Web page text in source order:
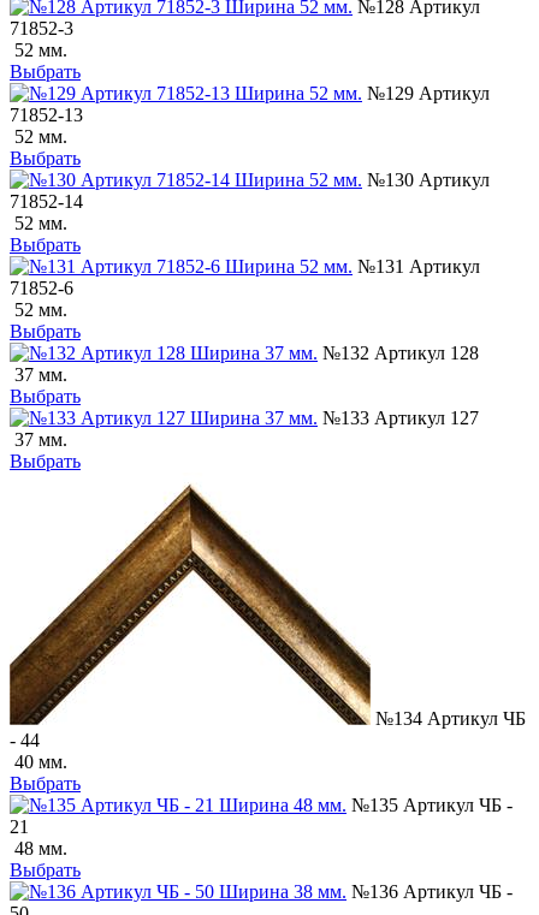
№128 Артикул
71852-3
52 мм.
Выбрать
№129 Артикул
71852-13
52 мм.
Выбрать
№130 Артикул
71852-14
52 мм.
Выбрать
№131 Артикул
71852-6
52 мм.
Выбрать
№132 Артикул 128
37 мм.
Выбрать
№133 Артикул 127
37 мм.
Выбрать
№134 Артикул ЧБ
- 44
40 мм.
Выбрать
№135 Артикул ЧБ -
21
48 мм.
Выбрать
№136 Артикул ЧБ -